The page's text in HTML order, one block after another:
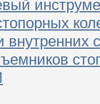
внутренних